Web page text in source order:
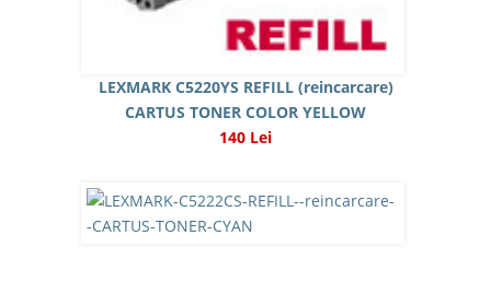
LEXMARK C5220YS REFILL (reincarcare)
CARTUS TONER COLOR YELLOW
140 Lei